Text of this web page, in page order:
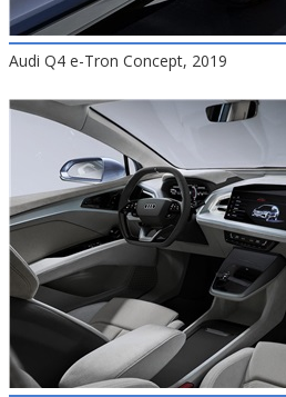
Audi Q4 e-Tron Concept, 2019